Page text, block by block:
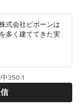
式会社ビボーンは
多く建ててきた実
350-1